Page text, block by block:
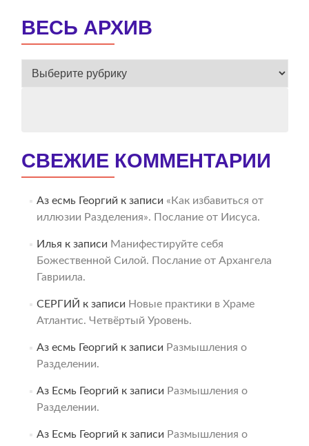
ВЕСЬ АРХИВ
ВЕСЬ
СВЕЖИЕ КОММЕНТАРИИ
Аз есмь Георгий к записи «Как избавиться от
иллюзии Разделения». Послание от Иисуса.
Илья к записи Манифестируйте себя
Божественной Силой. Послание от Архангела
Гавриила.
СЕРГИЙ к записи Новые практики в Храме
Атлантис. Четвёртый Уровень.
Аз есмь Георгий к записи Размышления о
Разделении.
Аз Есмь Георгий к записи Размышления о
Разделении.
Аз Есмь Георгий к записи Размышления о